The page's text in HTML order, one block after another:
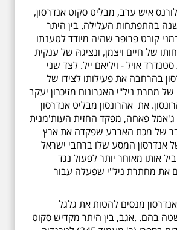
איש ערב, מבליט סקוט אנדרסון,
בהתפתחות העלילה. בין היתר
קורט פרופר שהיה מיודד לטענתו
של חיים ויצמן, ונציגהּ של ענקית
אויל - ויליאם ייל. לצד שני
בהרחבה את פעילותו לצידו של
מחרת ניל"י האגרונום מזיכרון יעקב
את אהרונסון מבליט אנדרסון
ג'אמל פאחה, מפקד החזית העות'מנית
של מכת הארבע שפקדה את ארץ
אנדרסון המסע שלו ברחבי ישראל
אותו מאוחר יותר לפעול נגד
את מחתרת ניל"י שפעלה עבור
מנסים להטות את גלגל
בהם. .אגב, בין היתר מקדישסקוט